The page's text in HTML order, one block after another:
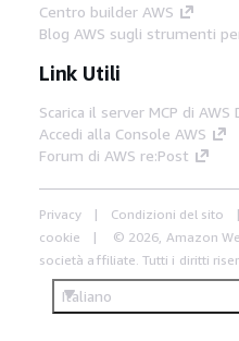
Centro builder AWS
Blog AWS sugli strumenti
Link Utili
Scarica il server MCP di AWS
Accedi alla Console AWS
Forum di AWS re:Post
Privacy Condizioni del sito
cookie
© 2026, Amazon
società affiliate. Tutti i diritti
Italiano